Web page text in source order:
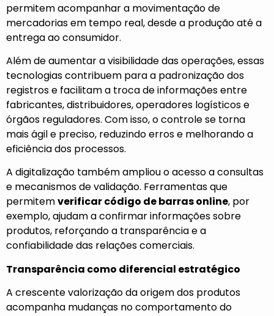
permitem acompanhar a movimentação de
mercadorias em tempo real, desde a produção até a
entrega ao consumidor.
Além de aumentar a visibilidade das operações, essas
tecnologias contribuem para a padronização dos
registros e facilitam a troca de informações entre
fabricantes, distribuidores, operadores logísticos e
órgãos reguladores. Com isso, o controle se torna
mais ágil e preciso, reduzindo erros e melhorando a
eficiência dos processos.
A digitalização também ampliou o acesso a consultas
e mecanismos de validação. Ferramentas que
permitemverificar código de barras online, por
exemplo, ajudam a confirmar informações sobre
produtos, reforçando a transparência e a
confiabilidade das relações comerciais.
Transparência como diferencial estratégico
A crescente valorização da origem dos produtos
acompanha mudanças no comportamento do